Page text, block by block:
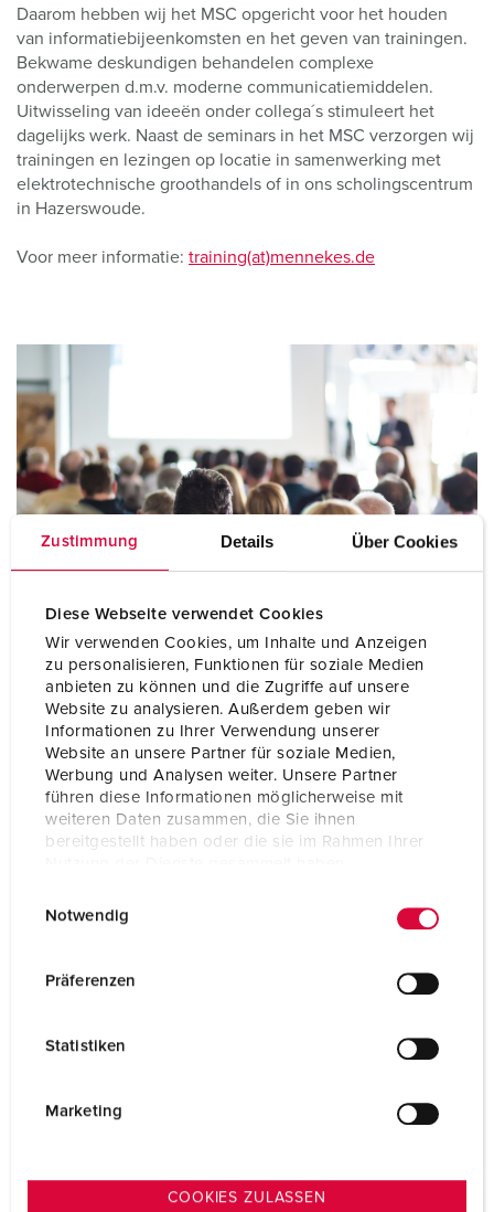
Zustimmung Details Über Cookies
Diese Webseite verwendet Cookies
Wir verwenden Cookies, um Inhalte und Anzeigen
zu personalisieren, Funktionen für soziale Medien
anbieten zu können und die Zugriffe auf unsere
Website zu analysieren. Außerdem geben wir
Informationen zu Ihrer Verwendung unserer
Website an unsere Partner für soziale Medien,
Werbung und Analysen weiter. Unsere Partner
führen diese Informationen möglicherweise mit
weiteren Daten zusammen, die Sie ihnen
bereitgestellt haben oder die sie im Rahmen Ihrer
Notwendig
Präferenzen
Statistiken
Marketing
COOKIES ZULASSEN
Daarom hebben wij het MSC opgericht voor het houden
van informatiebijeenkomsten en het geven van trainingen.
Bekwame deskundigen behandelen complexe
onderwerpen d.m.v. moderne communicatiemiddelen.
Uitwisseling van ideeën onder collega´s stimuleert het
dagelijks werk. Naast de seminars in het MSC verzorgen wij
trainingen en lezingen op locatie in samenwerking met
elektrotechnische groothandels of in ons scholingscentrum
in Hazerswoude.
Voor meer informatie: training(at)mennekes.de
Contact
Heb je vragen over onze oplossingen en producten? We
staan graag voor u klaar. Neemt u contact met ons op!
CONTACT TER PLAATSE